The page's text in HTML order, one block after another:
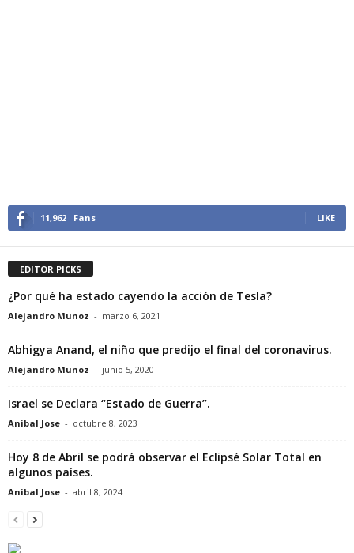
11,962 Fans LIKE
EDITOR PICKS
¿Por qué ha estado cayendo la acción de Tesla?
Alejandro Munoz - marzo 6, 2021
Abhigya Anand, el niño que predijo el final del coronavirus.
Alejandro Munoz - junio 5, 2020
Israel se Declara “Estado de Guerra”.
Anibal Jose - octubre 8, 2023
Hoy 8 de Abril se podrá observar el Eclipsé Solar Total en
algunos países.
Anibal Jose - abril 8, 2024